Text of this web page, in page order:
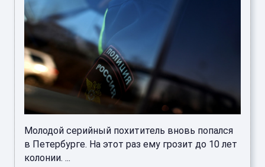
Молодой серийный похититель вновь попался
в Петербурге. На этот раз ему грозит до 10 лет
колонии. ...